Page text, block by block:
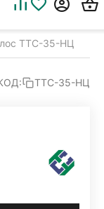
ТТС-35-НЦ
ТТС-35-НЦ